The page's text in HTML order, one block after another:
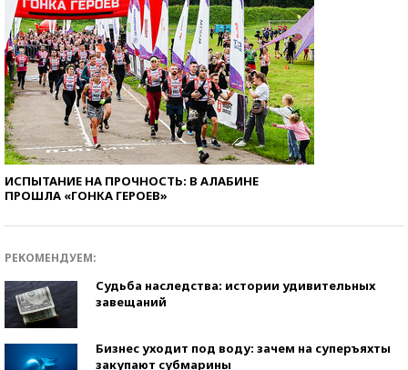
ИСПЫТАНИЕ НА ПРОЧНОСТЬ: В АЛАБИНЕ
ПРОШЛА «ГОНКА ГЕРОЕВ»
РЕКОМЕНДУЕМ:
Судьба наследства: истории удивительных
завещаний
Бизнес уходит под воду: зачем на суперъяхты
закупают субмарины